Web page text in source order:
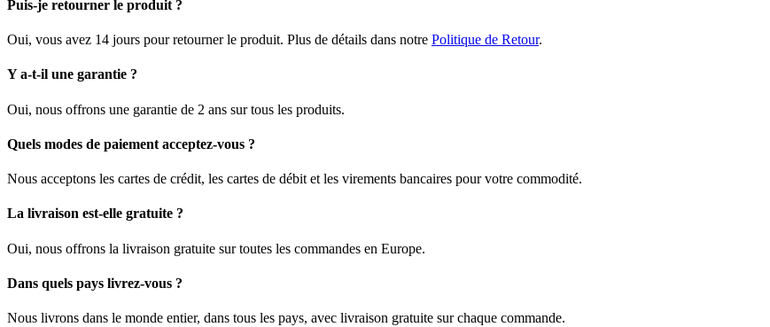
Puis-je retourner le produit ?
Oui, vous avez 14 jours pour retourner le produit. Plus de détails dans notre Politique de Retour.
Y a-t-il une garantie ?
Oui, nous offrons une garantie de 2 ans sur tous les produits.
Quels modes de paiement acceptez-vous ?
Nous acceptons les cartes de crédit, les cartes de débit et les virements bancaires pour votre commodité.
La livraison est-elle gratuite ?
Oui, nous offrons la livraison gratuite sur toutes les commandes en Europe.
Dans quels pays livrez-vous ?
Nous livrons dans le monde entier, dans tous les pays, avec livraison gratuite sur chaque commande.